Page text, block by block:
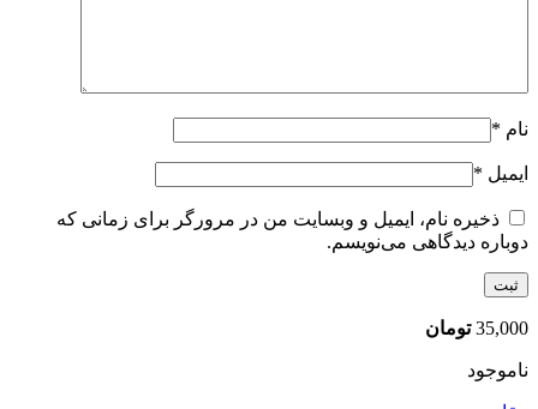
نام *
ایمیل *
ذخیره نام، ایمیل و وبسایت من در مرورگر برای زمانی که
دوباره دیدگاهی می‌نویسم.
35,000 تومان
ناموجود